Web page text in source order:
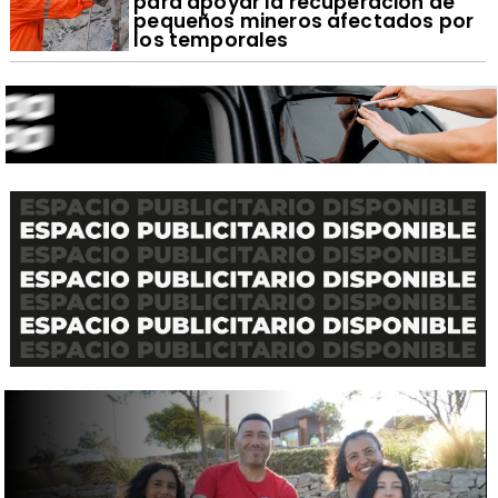
pequeños mineros afectados por
los temporales